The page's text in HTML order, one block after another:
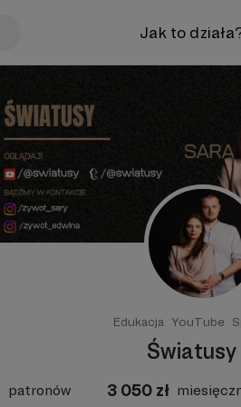
Jak to
Edukacja YouTube
Światusy
patronów 3 050 zł